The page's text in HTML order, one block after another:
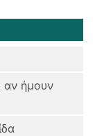
αν ήμουν